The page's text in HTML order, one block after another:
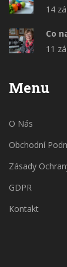
14
Co
11
Menu
O Nás
Obchodní
Zásady
GDPR
Kontakt